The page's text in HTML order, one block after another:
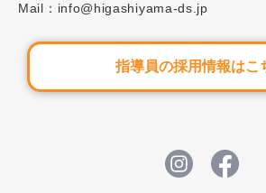
夏の短期集中スピードプランについ
Mail：info@higashiyama-ds.jp
指導員の採用情報はこ